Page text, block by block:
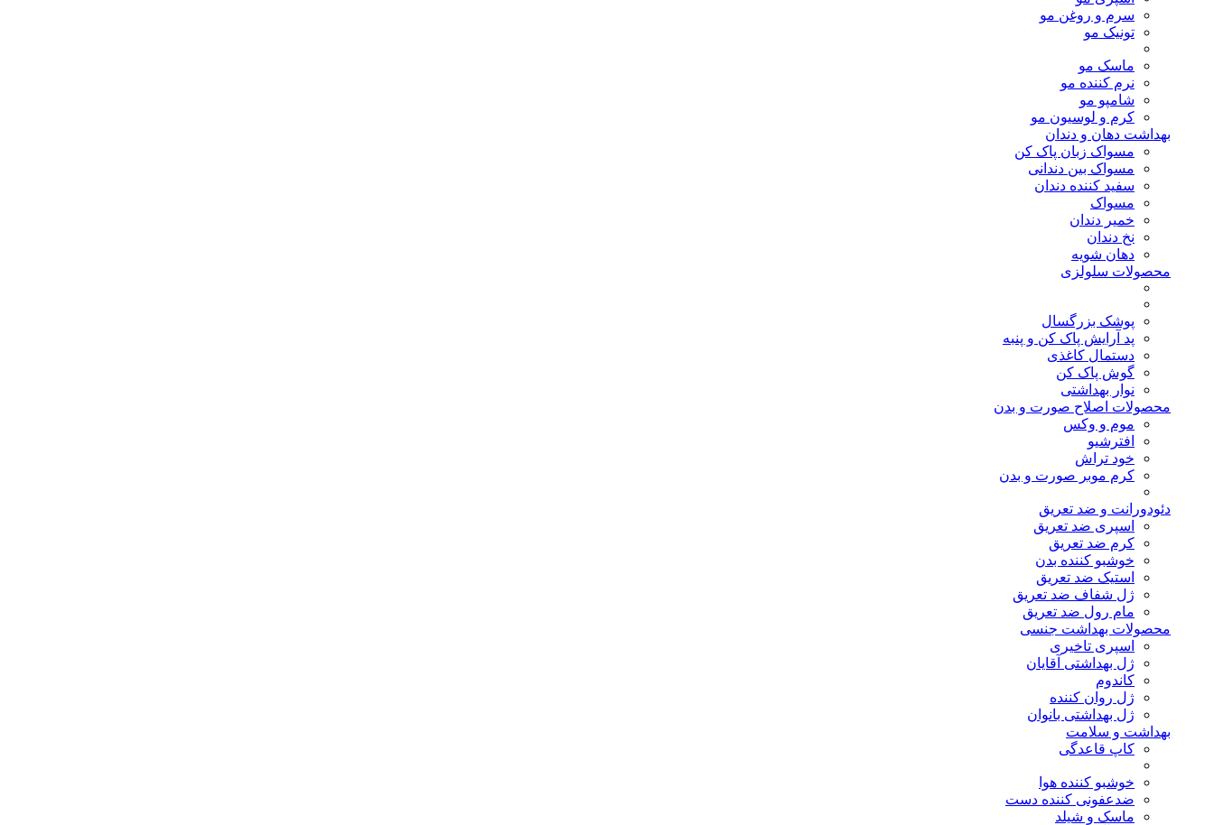
سرم و روغن مو
تونیک مو
ماسک مو
نرم کننده مو
شامپو مو
کرم و لوسیون مو
بهداشت دهان و دندان
مسواک زبان پاک کن
مسواک بین دندانی
سفید کننده دندان
مسواک
خمیر دندان
نخ دندان
دهان شویه
محصولات سلولزی
پوشک بزرگسال
پد آرایش پاک کن و پنبه
دستمال کاغذی
گوش پاک کن
نوار بهداشتی
محصولات اصلاح صورت و بدن
موم و وکس
افترشیو
خود تراش
کرم موبر صورت و بدن
دئودورانت و ضد تعریق
اسپری ضد تعریق
کرم ضد تعریق
خوشبو کننده بدن
استیک ضد تعریق
ژل شفاف ضد تعریق
مام رول ضد تعریق
محصولات بهداشت جنسی
اسپری تاخیری
ژل بهداشتی آقایان
کاندوم
ژل روان کننده
ژل بهداشتی بانوان
بهداشت و سلامت
کاپ قاعدگی
خوشبو کننده هوا
ضدعفونی کننده دست
ماسک و شیلد